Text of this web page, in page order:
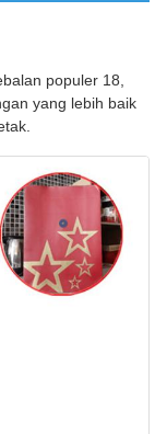
populer 18,
yang lebih baik